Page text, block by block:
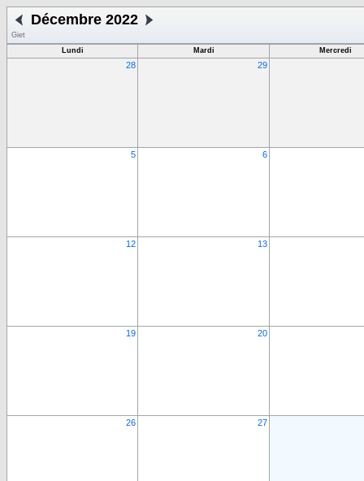
Décembre 2022
Giet
Lundi
Mardi Mercredi
28 29
5 6
12 13
19 20
26 27